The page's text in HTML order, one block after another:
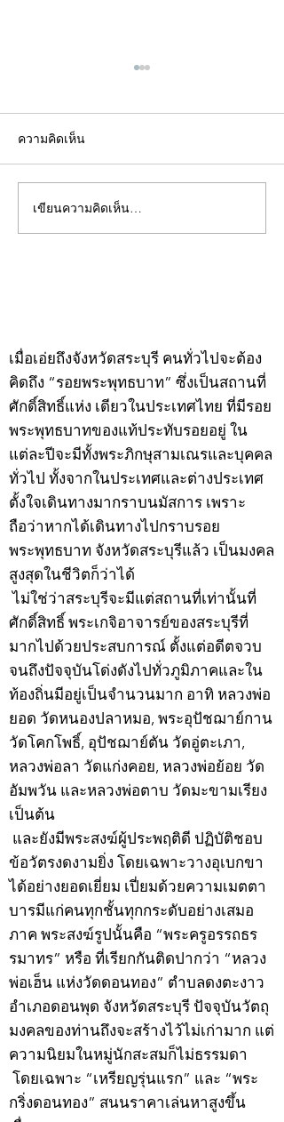
คอลัมน์"จับชีพจรวงการ
พระ"ประจำพุธที่ 29
ความคิดเห็น
เขียนความคิดเห็น…
เมื่อเอ่ยถึงจังหวัดสระบุรี คนทั่วไปจะต้อง
คิดถึง “รอยพระพุทธบาท” ซึ่งเป็นสถานที่
ศักดิ์สิทธิ์แห่ง เดียวในประเทศไทย ที่มีรอย
พระพุทธบาทของแท้ประทับรอยอยู่ ใน
แต่ละปีจะมีทั้งพระภิกษุสามเณรและบุคคล
ทั่วไป ทั้งจากในประเทศและต่างประเทศ
ตั้งใจเดินทางมากราบนมัสการ เพราะ
ถือว่าหากได้เดินทางไปกราบรอย
พระพุทธบาท จังหวัดสระบุรีแล้ว เป็นมงคล
สูงสุดในชีวิตก็ว่าได้
ไม่ใช่ว่าสระบุรีจะมีแต่สถานที่เท่านั้นที่
ศักดิ์สิทธิ์ พระเกจิอาจารย์ของสระบุรีที่
มากไปด้วยประสบการณ์ ตั้งแต่อดีตจวบ
จนถึงปัจจุบันโด่งดังไปทั่วภูมิภาคและใน
ท้องถิ่นมีอยู่เป็นจำนวนมาก อาทิ หลวงพ่อ
ยอด วัดหนองปลาหมอ, พระอุปัชฌาย์กาน
วัดโคกโพธิ์, อุปัชฌาย์ตัน วัดอู่ตะเภา,
หลวงพ่อลา วัดแก่งคอย, หลวงพ่อย้อย วัด
อัมพวัน และหลวงพ่อตาบ วัดมะขามเรียง
เป็นต้น
และยังมีพระสงฆ์ผู้ประพฤติดี ปฏิบัติชอบ
ข้อวัตรงดงามยิ่ง โดยเฉพาะวางอุเบกขา
ได้อย่างยอดเยี่ยม เปี่ยมด้วยความเมตตา
บารมีแก่คนทุกชั้นทุกกระดับอย่างเสมอ
ภาค พระสงฆ์รูปนั้นคือ “พระครูอรรถธร
รมาทร” หรือ ที่เรียกกันติดปากว่า “หลวง
พ่อเฮ็น แห่งวัดดอนทอง” ตำบลดงตะงาว
อำเภอดอนพุด จังหวัดสระบุรี ปัจจุบันวัตถุ
มงคลของท่านถึงจะสร้างไว้ไม่เก่ามาก แต่
ความนิยมในหมู่นักสะสมก็ไม่ธรรมดา
โดยเฉพาะ “เหรียญรุ่นแรก” และ “พระ
กริ่งดอนทอง” สนนราคาเล่นหาสูงขึ้น